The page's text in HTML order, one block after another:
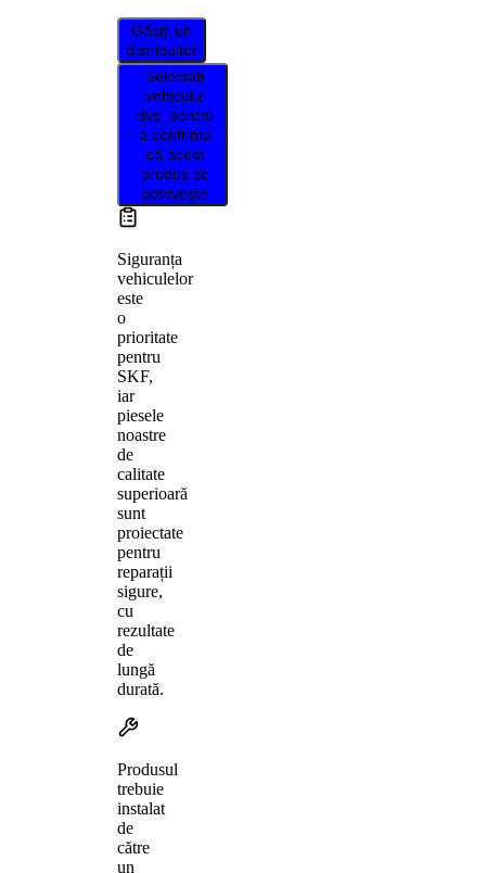
Găsiți un
distribuitor
Selectați
vehiculul
dvs. pentru
a confirma
că acest
produs se
potrivește
Siguranța
vehiculelor
este
o
prioritate
pentru
SKF,
iar
piesele
noastre
de
calitate
superioară
sunt
proiectate
pentru
reparații
sigure,
cu
rezultate
de
lungă
durată.
Produsul
trebuie
instalat
de
către
un